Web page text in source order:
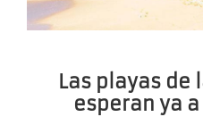
Las playas de
esperan ya